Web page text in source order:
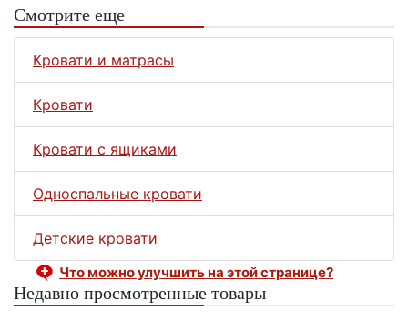
Смотрите еще
Кровати и матрасы
Кровати
Кровати с ящиками
Односпальные кровати
Детские кровати
Что можно улучшить на этой странице?
Недавно просмотренные товары